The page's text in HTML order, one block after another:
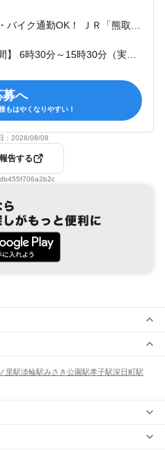
募へ
もはやくなりやすい！
： 2026/08/08
告する
里駅淡輪駅みさき公園駅孝子駅深日町駅